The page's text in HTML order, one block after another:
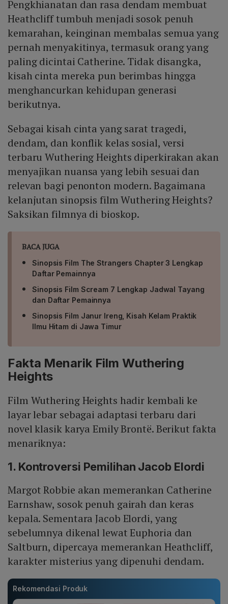
Pengkhianatan dan rasa dendam membuat
Heathcliff tumbuh menjadi sosok penuh
kemarahan, keinginan membalas semua yang
pernah menyakitinya, termasuk orang yang
paling dicintai Catherine. Tidak disangka,
kisah cinta mereka pun berimbas hingga
menghancurkan kehidupan generasi
berikutnya.
Sebagai kisah cinta yang sarat tragedi,
dendam, dan konflik kelas sosial, versi
terbaru Wuthering Heights diperkirakan akan
menyajikan nuansa yang lebih sesuai dan
relevan bagi penonton modern. Bagaimana
kelanjutan sinopsis film Wuthering Heights?
Saksikan filmnya di bioskop.
BACA JUGA
Sinopsis Film The Strangers Chapter 3 Lengkap
Daftar Pemainnya
Sinopsis Film Scream 7 Lengkap Jadwal Tayang
dan Daftar Pemainnya
Sinopsis Film Janur Ireng, Kisah Kelam Praktik
Ilmu Hitam di Jawa Timur
Fakta Menarik Film Wuthering
Heights
Film Wuthering Heights hadir kembali ke
layar lebar sebagai adaptasi terbaru dari
novel klasik karya Emily Brontë. Berikut fakta
menariknya:
1. Kontroversi Pemilihan Jacob Elordi
Margot Robbie akan memerankan Catherine
Earnshaw, sosok penuh gairah dan keras
kepala. Sementara Jacob Elordi, yang
sebelumnya dikenal lewat Euphoria dan
Saltburn, dipercaya memerankan Heathcliff,
karakter misterius yang dipenuhi dendam.
Rekomendasi Produk